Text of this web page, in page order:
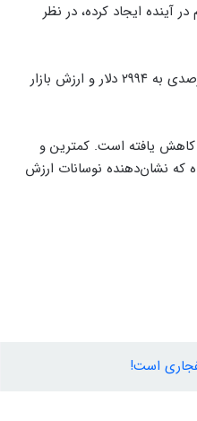
آینده ایجاد کرده، در نظر
در زمان نگارش این خبر، قیمت اتریوم طی ۲۴ ساعت گذشته با کاهشی ۲.۵ درصدی به ۲۹۹۴ دلار و ارزش بازار
با افتی ۷ درصدی به ۱۱.۳ میلیارد دلار کاهش یافته است. کمترین و
در این مدت به ترتیب ۲۹۷۹.۷۳ دلار و ۳۱۰۴.۹۳ دلار بوده که نشان‌دهنده نوسانات ارزش
است!
ریزش ۷۶ درصدی تپ‌سواپ در اولین روز
آیا بازگشتی در کار است؟